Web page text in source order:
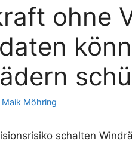
ohne
Maik Möhring
schalten